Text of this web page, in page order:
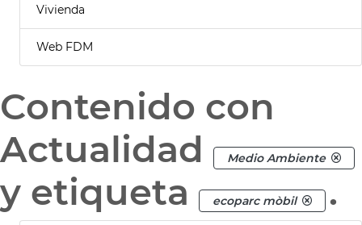
Vivienda
Web FDM
Contenido con
Actualidad
Medio Ambiente
y etiqueta ecoparc mòbil .